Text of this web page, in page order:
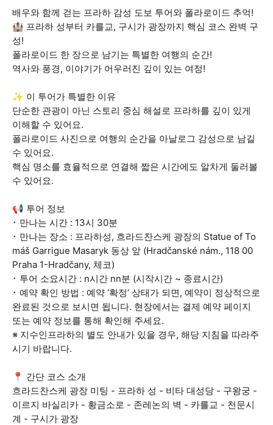
배우와 함께 걷는 프라하 감성 도보 투어와 폴라로이드 추억!
🏰 프라하 성부터 카를교, 구시가 광장까지 핵심 코스 완벽 구
성!
폴라로이드 한 장으로 남기는 특별한 여행의 순간!
역사와 풍경, 이야기가 어우러진 깊이 있는 여정!
✨ 이 투어가 특별한 이유
단순한 관광이 아닌 스토리 중심 해설로 프라하를 깊이 있게
이해할 수 있어요.
폴라로이드 사진으로 여행의 순간을 아날로그 감성으로 남길
수 있어요.
핵심 명소를 효율적으로 연결해 짧은 시간에도 알차게 둘러볼
수 있어요.
📢 투어 정보
･ 만나는 시간 : 13시 30분
･ 만나는 장소 : 프라하성, 흐라드찬스케 광장의 Statue of To
máš Garrigue Masaryk 동상 앞 (Hradčanské nám., 118 00
Praha 1-Hradčany, 체코)
･ 투어 소요시간 : n시간 nn분 (시작시간 ~ 종료시간)
･ 예약 확인 방법 : 예약 ‘확정’ 상태가 되면, 예약이 정상적으로
완료된 것으로 보시면 됩니다. 현장에서는 결제 예약 페이지
또는 예약 정보를 통해 확인해 주세요.
※ 지수인프라하의 별도 안내가 있을 경우, 해당 지침을 따라주
시기 바랍니다.
📍 간단 코스 소개
흐라드찬스케 광장 미팅 - 프라하 성 - 비타 대성당 - 구왕궁 -
이르지 바실리카 - 황금소로 - 존레논의 벽 - 카를교 - 천문시
계 - 구시가 광장